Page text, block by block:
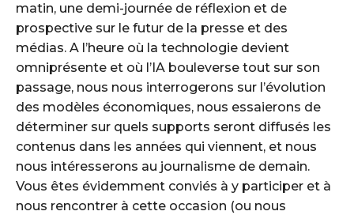
matin, une demi-journée de réflexion et de
prospective sur le futur de la presse et des
médias. A l’heure où la technologie devient
omniprésente et où l’IA bouleverse tout sur son
passage, nous nous interrogerons sur l’évolution
des modèles économiques, nous essaierons de
déterminer sur quels supports seront diffusés les
contenus dans les années qui viennent, et nous
nous intéresserons au journalisme de demain.
Vous êtes évidemment conviés à y participer et à
nous rencontrer à cette occasion (ou nous